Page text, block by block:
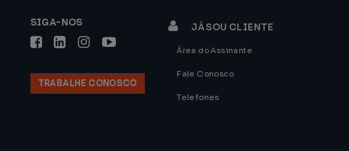
SIGA-NOS
TRABALHE CONOSCO
JÁ SOU CLIENTE
Área do Assinante
Fale Conosco
Telefones